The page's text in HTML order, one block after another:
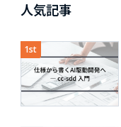
人気記事